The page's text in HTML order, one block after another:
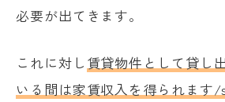
必要が出てきます。
これに対し 賃貸物件として貸し
いる間は家賃収入を得られます